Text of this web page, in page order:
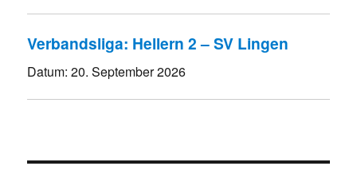
Verbandsliga: Hellern 2 – SV Lingen
Datum:20. September 2026